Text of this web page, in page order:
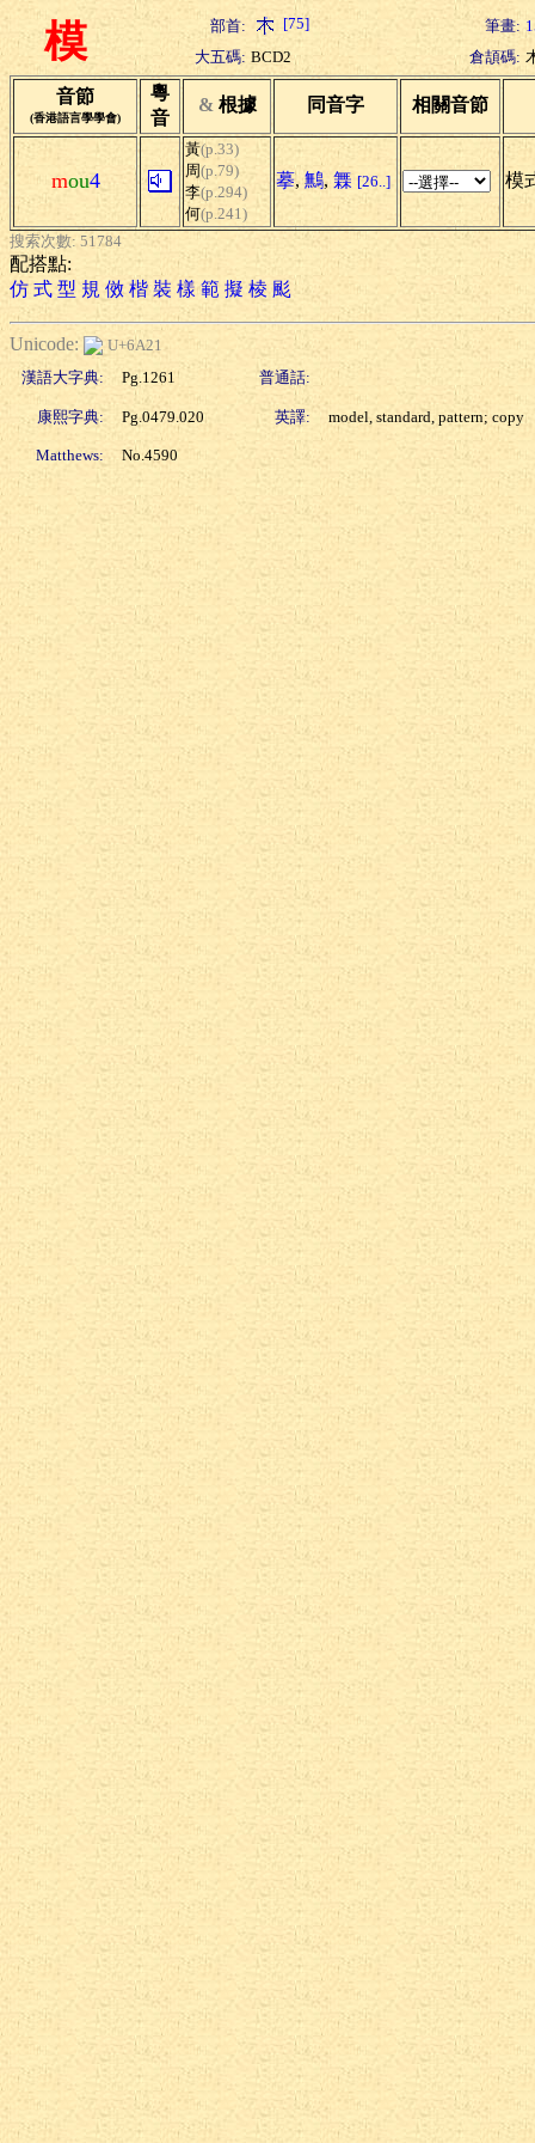
模 部首: [75] 筆畫:
大五碼: BCD2 倉頡碼:
音節
(香港語言學學會)
粵
音
& 根據 同音字 相關音節
mou4
黃(p.33)
周(p.79)
李(p.294)
何(p.241)
摹, 鷡, 橆 [26..] 模
搜索次數: 51784
配搭點:
仿 式 型 規 傚 楷 裝 樣 範 擬 棱 颩
Unicode:
U+6A21
漢語大字典:
Pg.1261 普通話:
康熙字典: Pg.0479.020 英譯: model, standard, pattern; copy
Matthews: No.4590